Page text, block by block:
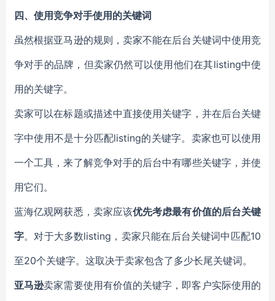
四、使用竞争对手使用的关键词
虽然根据亚马逊的规则，卖家不能在后台关键词中使用竞
争对手的品牌，但卖家仍然可以使用他们在其listing中使
用的关键字。
卖家可以在标题或描述中直接使用关键字，并在后台关键
字中使用不是十分匹配listing的关键字。卖家也可以使用
一个工具，来了解竞争对手的后台中有哪些关键字，并使
用它们。
蓝海亿观网获悉，卖家应该优先考虑最有价值的后台关键
字。对于大多数listing，卖家只能在后台关键词中匹配10
至20个关键字。这取决于卖家包含了多少长尾关键词。
亚马逊卖家需要使用有价值的关键字，即客户实际使用的